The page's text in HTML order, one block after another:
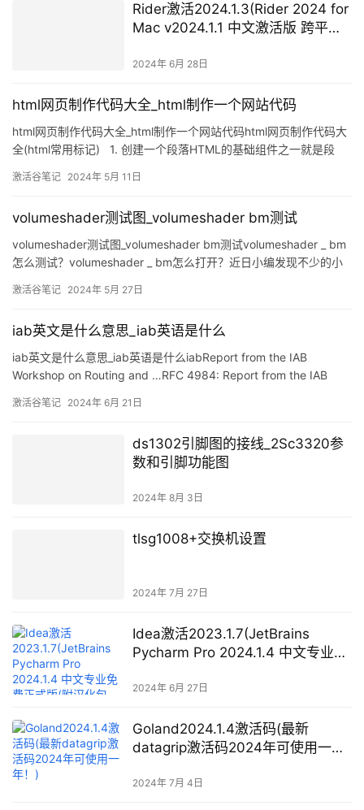
Rider激活2024.1.3(Rider 2024 for
Mac v2024.1.1 中文激活版 跨平
均可))
2024年 6月 28日
html网页制作代码大全_html制作一个网站代码
html网页制作代码大全_html制作一个网站代码html网页制作代码大
全(html常用标记) 1. 创建一个段落HTML的基础组件之一就是段
激活谷笔记 2024年 5月 11日
volumeshader测试图_volumeshader bm测试
volumeshader测试图_volumeshader bm测试volumeshader _ bm
怎么测试？volumeshader _ bm怎么打开？近日小编发现不少的小
己的手机或者电脑的性能，而且性能不会的配置在打开这个网站之
激活谷笔记 2024年 5月 27日
iab英文是什么意思_iab英语是什么
iab英文是什么意思_iab英语是什么iabReport from the IAB
Workshop on Routing and …RFC 4984: Report from the IAB
激活谷笔记 2024年 6月 21日
ds1302引脚图的接线_2Sc3320参
数和引脚功能图
2024年 8月 3日
tlsg1008+交换机设置
2024年 7月 27日
Idea激活2023.1.7(JetBrains
Pycharm Pro 2024.1.4 中文专业免
2024年 6月 27日
Goland2024.1.4激活码(最新
datagrip激活码2024年可使用一
2024年 7月 4日